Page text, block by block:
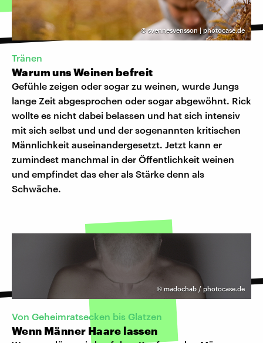
©svennesvensson | photocase.de
Tränen
Warum uns Weinen befreit
Gefühle zeigen oder sogar zu weinen, wurde Jungs
lange Zeit abgesprochen oder sogar abgewöhnt. Rick
wollte es nicht dabei belassen und hat sich intensiv
mit sich selbst und und der sogenannten kritischen
Männlichkeit auseinandergesetzt. Jetzt kann er
zumindest manchmal in der Öffentlichkeit weinen
und empfindet das eher als Stärke denn als
Schwäche.
© madochab / photocase.de
Von Geheimratsecken bis Glatzen
Wenn Männer Haare lassen